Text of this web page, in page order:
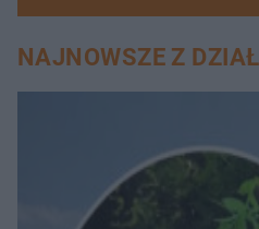
NAJNOWSZE Z